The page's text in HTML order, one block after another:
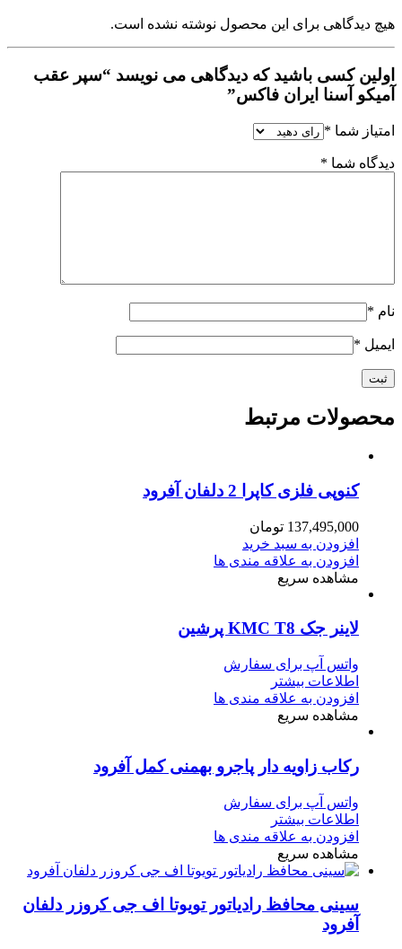
هیچ دیدگاهی برای این محصول نوشته نشده است.
اولین کسی باشید که دیدگاهی می نویسد “سپر عقب
آمیکو آسنا ایران فاکس”
امتیاز شما *
دیدگاه شما *
نام *
ایمیل *
محصولات مرتبط
کنوپی فلزی کاپرا 2 دلفان آفرود
137,495,000 تومان
افزودن به سبد خرید
افزودن به علاقه مندی ها
مشاهده سریع
لاینر جک KMC T8 پرشین
واتس آپ برای سفارش
اطلاعات بیشتر
افزودن به علاقه مندی ها
مشاهده سریع
رکاب زاویه دار پاجرو بهمنی کمل آفرود
واتس آپ برای سفارش
اطلاعات بیشتر
افزودن به علاقه مندی ها
مشاهده سریع
سینی محافظ رادیاتور تویوتا اف جی کروزر دلفان
آفرود